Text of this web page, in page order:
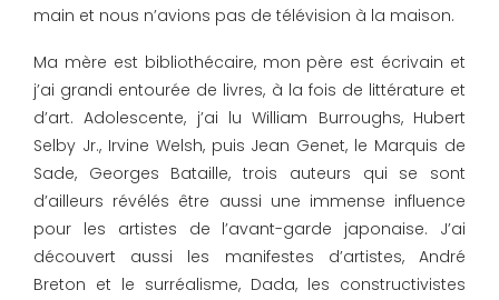
main et nous n’avions pas de télévision à la maison.
Ma mère est bibliothécaire, mon père est écrivain et
j’ai grandi entourée de livres, à la fois de littérature et
d’art. Adolescente, j’ai lu William Burroughs, Hubert
Selby Jr., Irvine Welsh, puis Jean Genet, le Marquis de
Sade, Georges Bataille, trois auteurs qui se sont
d’ailleurs révélés être aussi une immense influence
pour les artistes de l’avant-garde japonaise. J’ai
découvert aussi les manifestes d’artistes, André
Breton et le surréalisme, Dada, les constructivistes